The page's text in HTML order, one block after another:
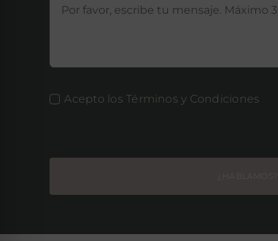
Acepto los Términos y Condiciones